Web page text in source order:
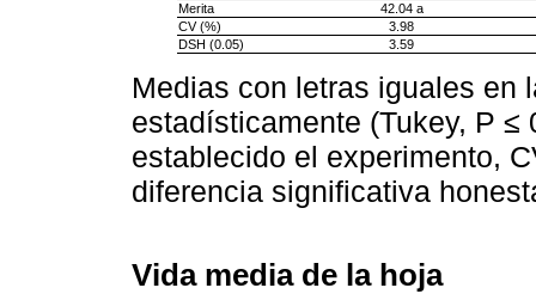
Merita
42.04 a
CV (%)
3.98
DSH (0.05)
3.59
Medias con letras iguales en
estadísticamente (Tukey, P
establecido el experimento,
diferencia significativa
Vida media de la hoja